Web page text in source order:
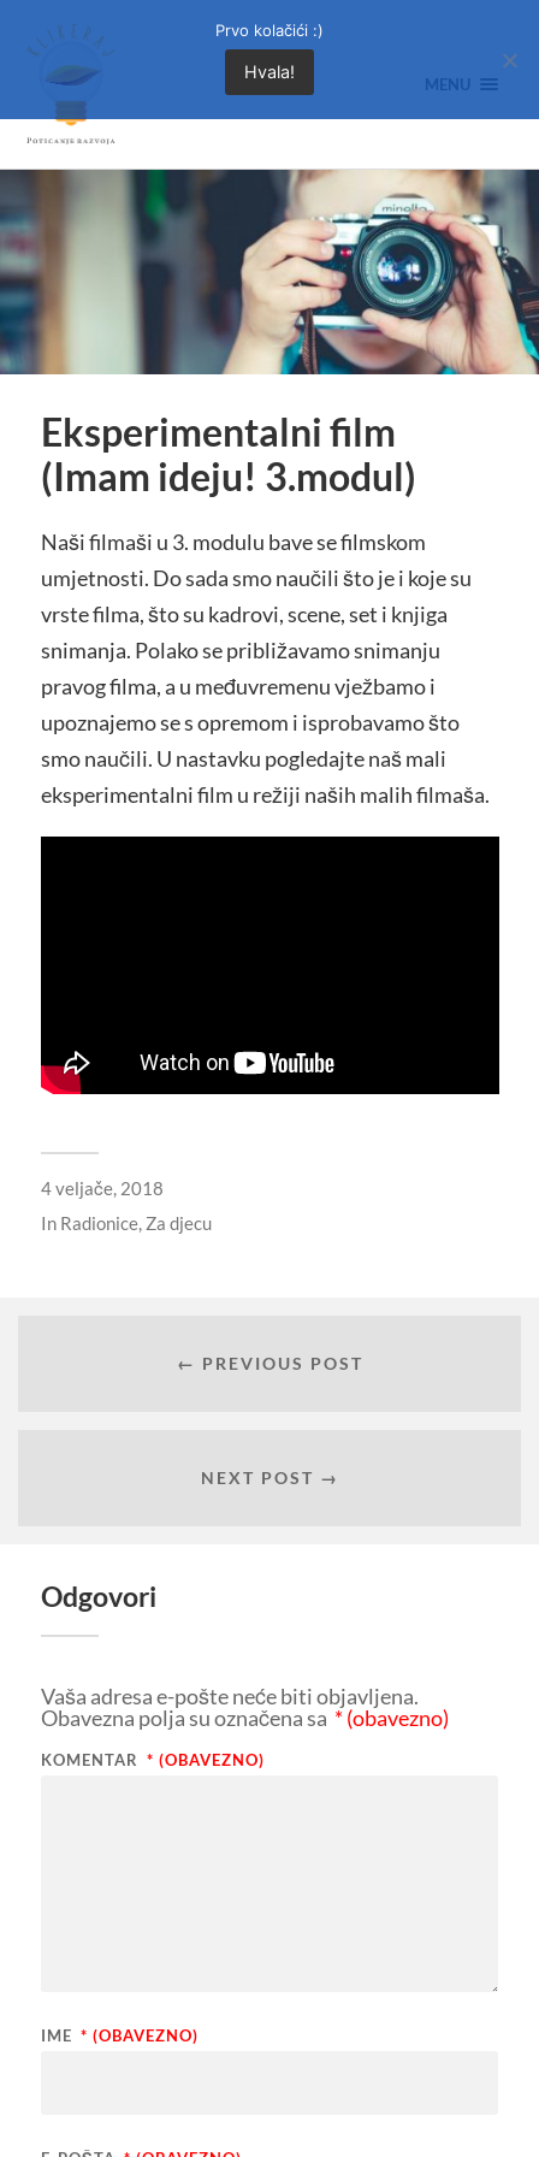
MENU
Eksperimentalni film
(Imam ideju! 3.modul)
Naši filmaši u 3. modulu bave se filmskom
umjetnosti. Do sada smo naučili što je i koje su
vrste filma, što su kadrovi, scene, set i knjiga
snimanja. Polako se približavamo snimanju
pravog filma, a u međuvremenu vježbamo i
upoznajemo se s opremom i isprobavamo što
smo naučili. U nastavku pogledajte naš mali
eksperimentalni film u režiji naših malih filmaša.
4 veljače, 2018
In Radionice, Za djecu
← PREVIOUS POST
NEXT POST →
Odgovori
Vaša adresa e-pošte neće biti objavljena.
Obavezna polja su označena sa * (obavezno)
KOMENTAR * (OBAVEZNO)
IME * (OBAVEZNO)
Prvo kolačići :)
Hvala!